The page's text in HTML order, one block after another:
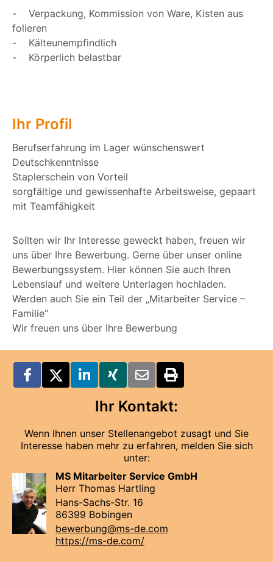
- Verpackung, Kommission von Ware, Kisten aus
folieren
- Kälteunempfindlich
- Körperlich belastbar
Ihr Profil
Berufserfahrung im Lager wünschenswert
Deutschkenntnisse
Staplerschein von Vorteil
sorgfältige und gewissenhafte Arbeitsweise, gepaart
mit Teamfähigkeit
Sollten wir Ihr Interesse geweckt haben, freuen wir
uns über Ihre Bewerbung. Gerne über unser online
Bewerbungssystem. Hier können Sie auch Ihren
Lebenslauf und weitere Unterlagen hochladen.
Werden auch Sie ein Teil der „Mitarbeiter Service –
Familie“
Wir freuen uns über Ihre Bewerbung
Ihr Kontakt:
Wenn Ihnen unser Stellenangebot zusagt und Sie
Interesse haben mehr zu erfahren, melden Sie sich
unter:
MS Mitarbeiter Service GmbH
Herr Thomas Hartling
Hans-Sachs-Str. 16
86399 Bobingen
bewerbung@ms-de.com
https://ms-de.com/